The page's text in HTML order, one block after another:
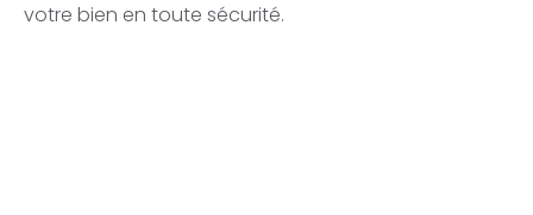
votre bien en toute sécurité.